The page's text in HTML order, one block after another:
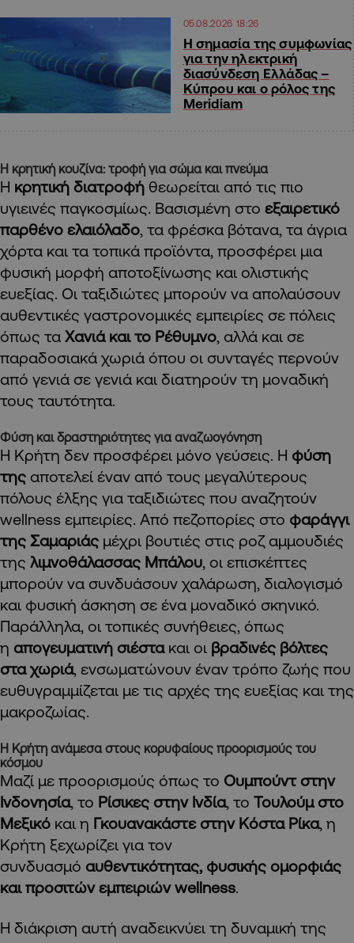
05.08.2026 18:26
H σημασία της συμφωνίας
για την ηλεκτρική
διασύνδεση Ελλάδας –
Κύπρου και ο ρόλος της
Meridiam
Η κρητική κουζίνα: τροφή για σώμα και πνεύμα
Η κρητική διατροφή θεωρείται από τις πιο
υγιεινές παγκοσμίως. Βασισμένη στο εξαιρετικό
παρθένο ελαιόλαδο, τα φρέσκα βότανα, τα άγρια
χόρτα και τα τοπικά προϊόντα, προσφέρει μια
φυσική μορφή αποτοξίνωσης και ολιστικής
ευεξίας. Οι ταξιδιώτες μπορούν να απολαύσουν
αυθεντικές γαστρονομικές εμπειρίες σε πόλεις
όπως τα Χανιά και το Ρέθυμνο, αλλά και σε
παραδοσιακά χωριά όπου οι συνταγές περνούν
από γενιά σε γενιά και διατηρούν τη μοναδική
τους ταυτότητα.
Φύση και δραστηριότητες για αναζωογόνηση
Η Κρήτη δεν προσφέρει μόνο γεύσεις. Η φύση
της αποτελεί έναν από τους μεγαλύτερους
πόλους έλξης για ταξιδιώτες που αναζητούν
wellness εμπειρίες. Από πεζοπορίες στο φαράγγι
της Σαμαριάς μέχρι βουτιές στις ροζ αμμουδιές
της λιμνοθάλασσας Μπάλου, οι επισκέπτες
μπορούν να συνδυάσουν χαλάρωση, διαλογισμό
και φυσική άσκηση σε ένα μοναδικό σκηνικό.
Παράλληλα, οι τοπικές συνήθειες, όπως
η απογευματινή σιέστακαι οι βραδινές βόλτες
στα χωριά, ενσωματώνουν έναν τρόπο ζωής που
ευθυγραμμίζεται με τις αρχές της ευεξίας και της
μακροζωίας.
Η Κρήτη ανάμεσα στους κορυφαίους προορισμούς του
κόσμου
Μαζί με προορισμούς όπως το Ουμπούντ στην
Ινδονησία, το Ρίσικες στην Ινδία, το Τουλούμ στο
Μεξικό και η Γκουανακάστε στην Κόστα Ρίκα, η
Κρήτη ξεχωρίζει για τον
συνδυασμό αυθεντικότητας, φυσικής ομορφιάς
και προσιτών εμπειριών wellness.
Η διάκριση αυτή αναδεικνύει τη δυναμική της